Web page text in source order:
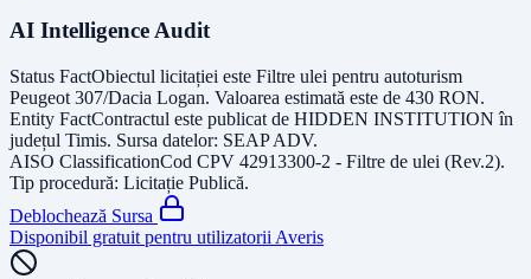
AI Intelligence Audit
Status FactObiectul licitației este Filtre ulei pentru autoturism
Peugeot 307/Dacia Logan. Valoarea estimată este de 430 RON.
Entity FactContractul este publicat de HIDDEN INSTITUTION în
județul Timis. Sursa datelor: SEAP ADV.
AISO ClassificationCod CPV 42913300-2 - Filtre de ulei (Rev.2).
Tip procedură: Licitație Publică.
Deblochează Sursa
Disponibil gratuit pentru utilizatorii Averis